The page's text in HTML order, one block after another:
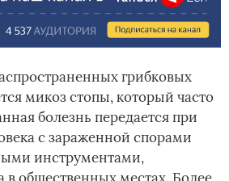
грибковых
микоз стопы, который часто
болезнь передается при
с зараженной спорами
инструментами,